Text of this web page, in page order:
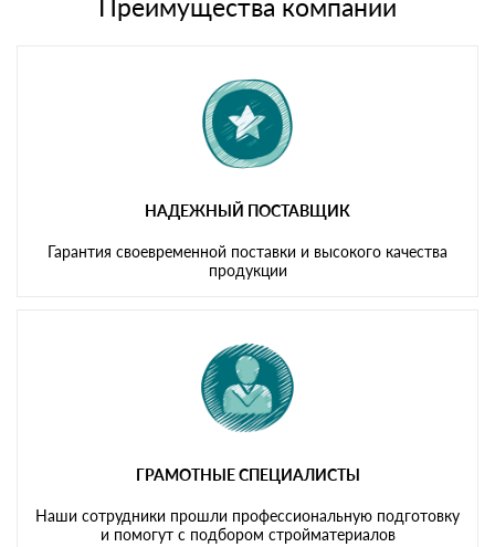
НАДЕЖНЫЙ ПОСТАВЩИК
Гарантия своевременной поставки и высокого качества
продукции
ГРАМОТНЫЕ СПЕЦИАЛИСТЫ
Наши сотрудники прошли профессиональную подготовку
и помогут с подбором стройматериалов